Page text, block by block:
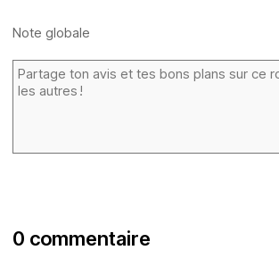
Note globale
0 commentaire